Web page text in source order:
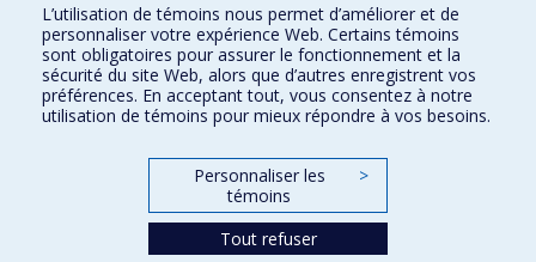
Plan du site
Signaler une erreur
Accessibilité
FACULTÉ DES ARTS ET DES SCIENCES
Nos départements et écoles
L’utilisation de témoins nous permet d’améliorer et de
personnaliser votre expérience Web. Certains témoins
sont obligatoires pour assurer le fonctionnement et la
sécurité du site Web, alors que d’autres enregistrent vos
préférences. En acceptant tout, vous consentez à notre
utilisation de témoins pour mieux répondre à vos besoins.
Personnaliser les
témoins
>
Tout refuser